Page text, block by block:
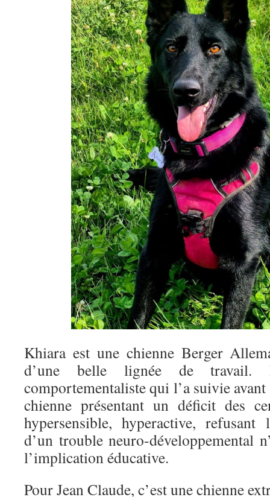
Khiara est une chienne Berger
d’une belle lignée de travail.
comportementaliste qui l’a suivie avant
chienne présentant un déficit des
hypersensible, hyperactive,
d’un trouble neuro-développemental
l’implication éducative.
Pour Jean Claude, c’est une chienne